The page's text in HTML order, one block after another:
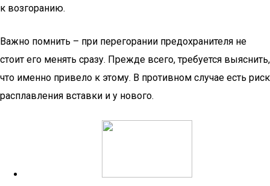
к возгоранию.
Важно помнить – при перегорании предохранителя не
стоит его менять сразу. Прежде всего, требуется выяснить,
что именно привело к этому. В противном случае есть риск
расплавления вставки и у нового.